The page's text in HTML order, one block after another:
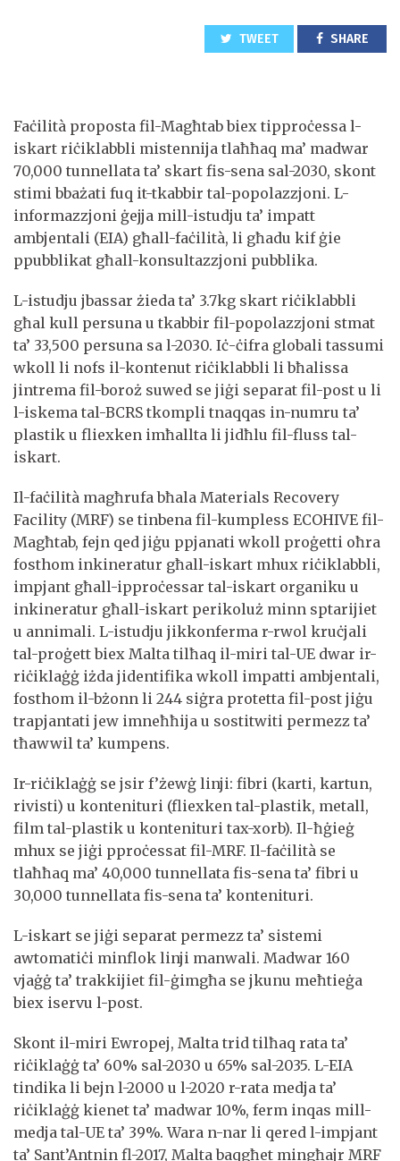
TWEET SHARE
Faċilità proposta fil-Magħtab biex tipproċessa l-
iskart riċiklabbli mistennija tlaħħaq ma’ madwar
70,000 tunnellata ta’ skart fis-sena sal-2030, skont
stimi bbażati fuq it-tkabbir tal-popolazzjoni. L-
informazzjoni ġejja mill-istudju ta’ impatt
ambjentali (EIA) għall-faċilità, li għadu kif ġie
ppubblikat għall-konsultazzjoni pubblika.
L-istudju jbassar żieda ta’ 3.7kg skart riċiklabbli
għal kull persuna u tkabbir fil-popolazzjoni stmat
ta’ 33,500 persuna sa l-2030. Iċ-ċifra globali tassumi
wkoll li nofs il-kontenut riċiklabbli li bħalissa
jintrema fil-boroż suwed se jiġi separat fil-post u li
l-iskema tal-BCRS tkompli tnaqqas in-numru ta’
plastik u fliexken imħallta li jidħlu fil-fluss tal-
iskart.
Il-faċilità magħrufa bħala Materials Recovery
Facility (MRF) se tinbena fil-kumpless ECOHIVE fil-
Magħtab, fejn qed jiġu ppjanati wkoll proġetti oħra
fosthom inkineratur għall-iskart mhux riċiklabbli,
impjant għall-ipproċessar tal-iskart organiku u
inkineratur għall-iskart perikoluż minn sptarijiet
u annimali. L-istudju jikkonferma r-rwol kruċjali
tal-proġett biex Malta tilħaq il-miri tal-UE dwar ir-
riċiklaġġ iżda jidentifika wkoll impatti ambjentali,
fosthom il-bżonn li 244 siġra protetta fil-post jiġu
trapjantati jew imneħħija u sostitwiti permezz ta’
tħawwil ta’ kumpens.
Ir-riċiklaġġ se jsir f’żewġ linji: fibri (karti, kartun,
rivisti) u kontenituri (fliexken tal-plastik, metall,
film tal-plastik u kontenituri tax-xorb). Il-ħġieġ
mhux se jiġi pproċessat fil-MRF. Il-faċilità se
tlaħħaq ma’ 40,000 tunnellata fis-sena ta’ fibri u
30,000 tunnellata fis-sena ta’ kontenituri.
L-iskart se jiġi separat permezz ta’ sistemi
awtomatiċi minflok linji manwali. Madwar 160
vjaġġ ta’ trakkijiet fil-ġimgħa se jkunu meħtieġa
biex iservu l-post.
Skont il-miri Ewropej, Malta trid tilħaq rata ta’
riċiklaġġ ta’ 60% sal-2030 u 65% sal-2035. L-EIA
tindika li bejn l-2000 u l-2020 r-rata medja ta’
riċiklaġġ kienet ta’ madwar 10%, ferm inqas mill-
medja tal-UE ta’ 39%. Wara n-nar li qered l-impjant
ta’ Sant’Antnin fl-2017, Malta baqgħet mingħajr MRF